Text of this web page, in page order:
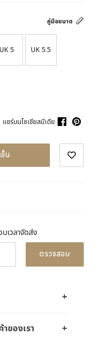
คู่มือขนาด
UK 5 UK 5.5
แชร์บนโซเชียลมีเดีย
น
เวลาจัดส่ง
ตรวจสอบ
ของเรา